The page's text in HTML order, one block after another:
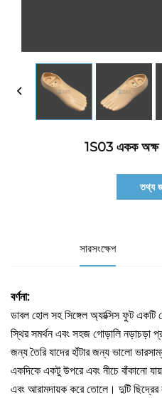
1S03 একক অক্ষ
তথ্য
সারসংক্ষেপ
বর্ণনা:
ডাবল হোল সহ সিঙ্গেল অ্যাক্সিস ফুট একটি
স্থির সমর্থন এবং সহজ গোড়ালি নড়াচড়া
জন্য তৈরি যাদের হাঁটার জন্য ভালো
একদিকে একটু উপরে এবং নীচে বাঁকানো
এবং আরামদায়ক করে তোলে। দুটি ছিদ্রের